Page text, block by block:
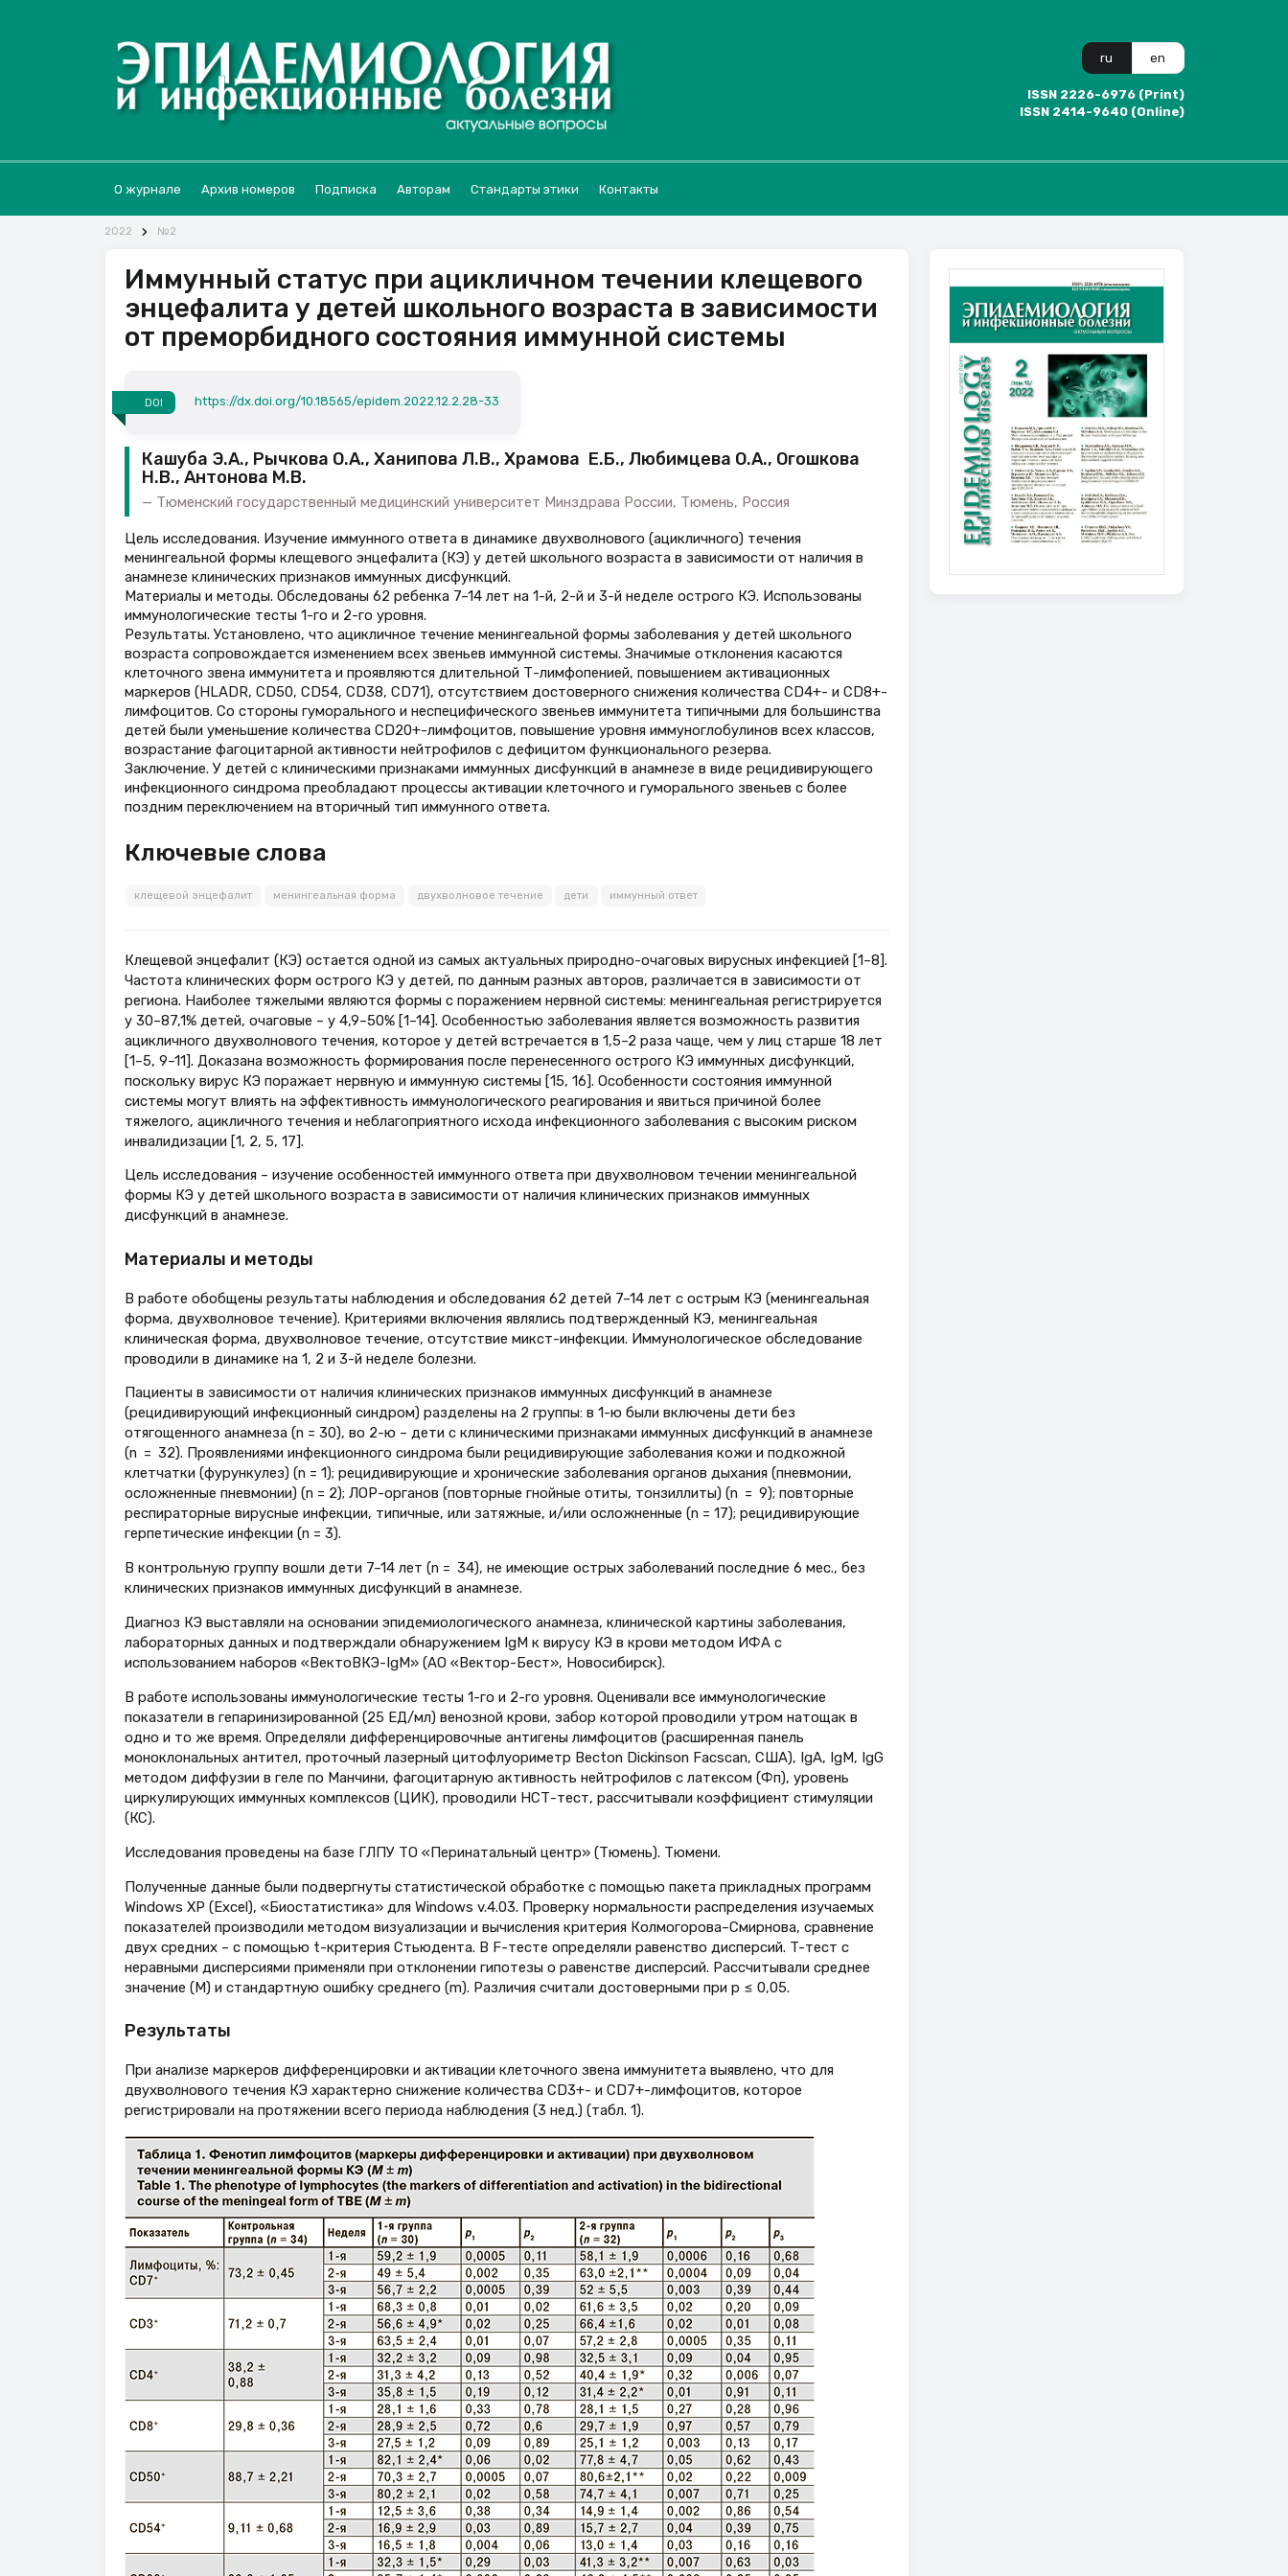
ru en
ISSN 2226-6976 (Print)
ISSN 2414-9640 (Online)
О журнале Архив номеров Подписка Авторам Стандарты этики Контакты
2022 №2
Иммунный статус при ацикличном течении клещевого
энцефалита у детей школьного возраста в зависимости
от преморбидного состояния иммунной системы
DOI https://dx.doi.org/10.18565/epidem.2022.12.2.28-33
Кашуба Э.А., Рычкова О.А., Ханипова Л.В., Храмова Е.Б., Любимцева О.А., Огошкова
Н.В., Антонова М.В.
Тюменский государственный медицинский университет Минздрава России, Тюмень, Россия
Цель исследования. Изучение иммунного ответа в динамике двухволнового (ацикличного) течения
менингеальной формы клещевого энцефалита (КЭ) у детей школьного возраста в зависимости от наличия в
анамнезе клинических признаков иммунных дисфункций.
Материалы и методы. Обследованы 62 ребенка 7–14 лет на 1-й, 2-й и 3-й неделе острого КЭ. Использованы
иммунологические тесты 1-го и 2-го уровня.
Результаты. Установлено, что ацикличное течение менингеальной формы заболевания у детей школьного
возраста сопровождается изменением всех звеньев иммунной системы. Значимые отклонения касаются
клеточного звена иммунитета и проявляются длительной Т-лимфопенией, повышением активационных
маркеров (HLADR, CD50, CD54, CD38, CD71), отсутствием достоверного снижения количества CD4+- и CD8+-
лимфоцитов. Со стороны гуморального и неспецифического звеньев иммунитета типичными для большинства
детей были уменьшение количества CD20+-лимфоцитов, повышение уровня иммуноглобулинов всех классов,
возрастание фагоцитарной активности нейтрофилов с дефицитом функционального резерва.
Заключение. У детей с клиническими признаками иммунных дисфункций в анамнезе в виде рецидивирующего
инфекционного синдрома преобладают процессы активации клеточного и гуморального звеньев с более
поздним переключением на вторичный тип иммунного ответа.
Ключевые слова
клещевой энцефалит менингеальная форма двухволновое течение дети иммунный ответ
Клещевой энцефалит (КЭ) остается одной из самых актуальных природно-очаговых вирусных инфекцией [1–8].
Частота клинических форм острого КЭ у детей, по данным разных авторов, различается в зависимости от
региона. Наиболее тяжелыми являются формы с поражением нервной системы: менингеальная регистрируется
у 30–87,1% детей, очаговые – у 4,9–50% [1–14]. Особенностью заболевания является возможность развития
ацикличного двухволнового течения, которое у детей встречается в 1,5–2 раза чаще, чем у лиц старше 18 лет
[1–5, 9–11]. Доказана возможность формирования после перенесенного острого КЭ иммунных дисфункций,
поскольку вирус КЭ поражает нервную и иммунную системы [15, 16]. Особенности состояния иммунной
системы могут влиять на эффективность иммунологического реагирования и явиться причиной более
тяжелого, ацикличного течения и неблагоприятного исхода инфекционного заболевания с высоким риском
инвалидизации [1, 2, 5, 17].
Цель исследования – изучение особенностей иммунного ответа при двухволновом течении менингеальной
формы КЭ у детей школьного возраста в зависимости от наличия клинических признаков иммунных
дисфункций в анамнезе.
Материалы и методы
В работе обобщены результаты наблюдения и обследования 62 детей 7–14 лет с острым КЭ (менингеальная
форма, двухволновое течение). Критериями включения являлись подтвержденный КЭ, менингеальная
клиническая форма, двухволновое течение, отсутствие микст-инфекции. Иммунологическое обследование
проводили в динамике на 1, 2 и 3-й неделе болезни.
Пациенты в зависимости от наличия клинических признаков иммунных дисфункций в анамнезе
(рецидивирующий инфекционный синдром) разделены на 2 группы: в 1-ю были включены дети без
отягощенного анамнеза (n = 30), во 2-ю – дети с клиническими признаками иммунных дисфункций в анамнезе
(n = 32). Проявлениями инфекционного синдрома были рецидивирующие заболевания кожи и подкожной
клетчатки (фурункулез) (n = 1); рецидивирующие и хронические заболевания органов дыхания (пневмонии,
осложненные пневмонии) (n = 2); ЛОР-органов (повторные гнойные отиты, тонзиллиты) (n = 9); повторные
респираторные вирусные инфекции, типичные, или затяжные, и/или осложненные (n = 17); рецидивирующие
герпетические инфекции (n = 3).
В контрольную группу вошли дети 7–14 лет (n = 34), не имеющие острых заболеваний последние 6 мес., без
клинических признаков иммунных дисфункций в анамнезе.
Диагноз КЭ выставляли на основании эпидемиологического анамнеза, клинической картины заболевания,
лабораторных данных и подтверждали обнаружением IgM к вирусу КЭ в крови методом ИФА с
использованием наборов «ВектоВКЭ-IgМ» (АО «Вектор-Бест», Новосибирск).
В работе использованы иммунологические тесты 1-го и 2-го уровня. Оценивали все иммунологические
показатели в гепаринизированной (25 ЕД/мл) венозной крови, забор которой проводили утром натощак в
одно и то же время. Определяли дифференцировочные антигены лимфоцитов (расширенная панель
моноклональных антител, проточный лазерный цитофлуориметр Becton Dickinson Facscan, США), IgA, IgM, IgG
методом диффузии в геле по Манчини, фагоцитарную активность нейтрофилов с латексом (Фп), уровень
циркулирующих иммунных комплексов (ЦИК), проводили НСТ-тест, рассчитывали коэффициент стимуляции
(КС).
Исследования проведены на базе ГЛПУ ТО «Перинатальный центр» (Тюмень). Тюмени.
Полученные данные были подвергнуты статистической обработке с помощью пакета прикладных программ
Windows XP (Excel), «Биостатистика» для Windows v.4.03. Проверку нормальности распределения изучаемых
показателей производили методом визуализации и вычисления критерия Колмогорова–Смирнова, сравнение
двух средних – с помощью t-критерия Стьюдента. В F-тесте определяли равенство дисперсий. T-тест с
неравными дисперсиями применяли при отклонении гипотезы о равенстве дисперсий. Рассчитывали среднее
значение (M) и стандартную ошибку среднего (m). Различия считали достоверными при p ≤ 0,05.
Результаты
При анализе маркеров дифференцировки и активации клеточного звена иммунитета выявлено, что для
двухволнового течения КЭ характерно снижение количества CD3+- и CD7+-лимфоцитов, которое
регистрировали на протяжении всего периода наблюдения (3 нед.) (табл. 1).